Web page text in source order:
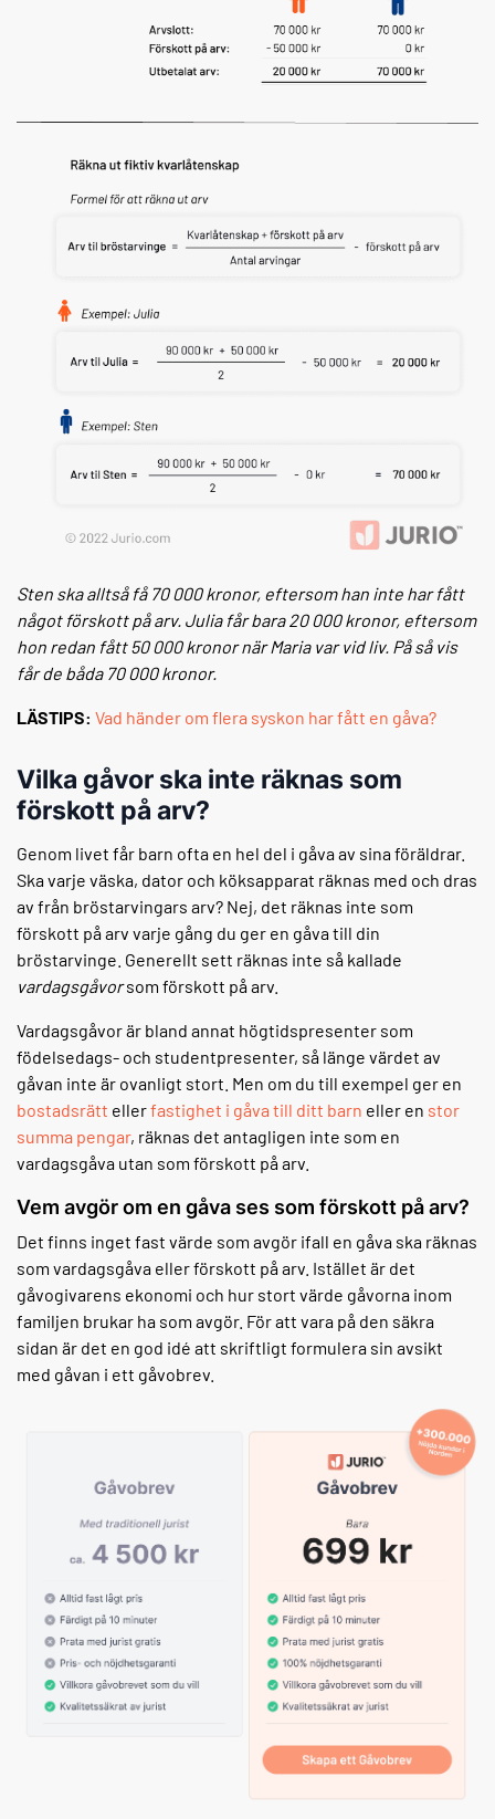
Sten ska alltså få 70 000 kronor, eftersom han inte har fått
något förskott på arv. Julia får bara 20 000 kronor, eftersom
hon redan fått 50 000 kronor när Maria var vid liv. På så vis
får de båda 70 000 kronor.
LÄSTIPS: Vad händer om flera syskon har fått en gåva?
Vilka gåvor ska inte räknas som
förskott på arv?
Genom livet får barn ofta en hel del i gåva av sina föräldrar.
Ska varje väska, dator och köksapparat räknas med och dras
av från bröstarvingars arv? Nej, det räknas inte som
förskott på arv varje gång du ger en gåva till din
bröstarvinge. Generellt sett räknas inte så kallade
vardagsgåvorsom förskott på arv.
Vardagsgåvor är bland annat högtidspresenter som
födelsedags- och studentpresenter, så länge värdet av
gåvan inte är ovanligt stort. Men om du till exempel ger en
bostadsrätt ellerfastighet i gåva till ditt barn eller en stor
summa pengar, räknas det antagligen inte som en
vardagsgåva utan som förskott på arv.
Vem avgör om en gåva ses som förskott på arv?
Det finns inget fast värde som avgör ifall en gåva ska räknas
som vardagsgåva eller förskott på arv. Istället är det
gåvogivarens ekonomi och hur stort värde gåvorna inom
familjen brukar ha som avgör. För att vara på den säkra
sidan är det en god idé att skriftligt formulera sin avsikt
med gåvan i ett gåvobrev.